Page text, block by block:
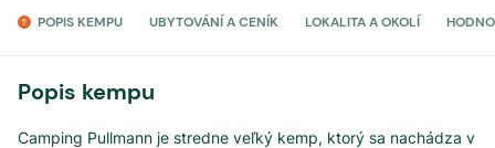
POPIS KEMPU UBYTOVÁNÍ A CENÍK LOKALITA A OKOLÍ
Popis kempu
Camping Pullmann je stredne veľký kemp, ktorý sa nachádza v